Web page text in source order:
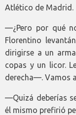
Atlético de Madrid.
—¿Pero por qué
Florentino
dirigirse a un
copas y un licor.
derecha—. Vamos
—Quizá deberías
él mismo prefirió